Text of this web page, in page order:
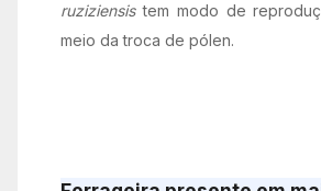
ruziziensistem modo de
meio da troca de pólen.